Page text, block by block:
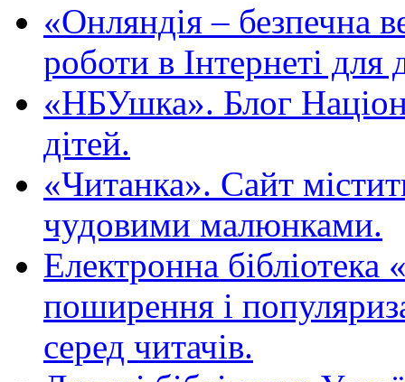
«Oнляндія – безпечна
роботи в Інтернеті для
«НБУшка». Блог
дітей.
«Читанка». Сайт
чудовими малюнками.
Електронна
поширення і
серед читачів.